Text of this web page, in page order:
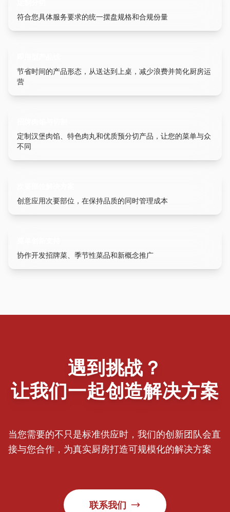
符合您具体服务要求的统一摆盘规格和合规份量
节省时间的产品形态，从送达到上桌，减少浪费并简化厨房运
营
定制汉堡肉馅、特色肉丸和优质预分切产品，让您的菜单与众
不同
创意应用次要部位，在保持品质的同时管理成本
协作开发招牌菜、季节性菜品和新概念推广
遇到挑战？
让我们一起创造解决方案
当您需要的不只是标准供应时，我们的创新团队会直
接与您合作，为真实厨房打造可规模化的解决方案
联系我们